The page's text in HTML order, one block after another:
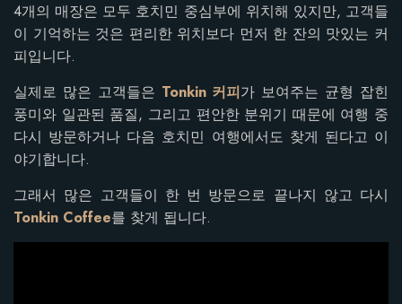
4개의 매장은 모두 호치민 중심부에 위치해 있지만, 고객들
이 기억하는 것은 편리한 위치보다 먼저 한 잔의 맛있는 커
피입니다.
실제로 많은 고객들은 Tonkin 커피가 보여주는 균형 잡힌
풍미와 일관된 품질, 그리고 편안한 분위기 때문에 여행 중
다시 방문하거나 다음 호치민 여행에서도 찾게 된다고 이
야기합니다.
그래서 많은 고객들이 한 번 방문으로 끝나지 않고 다시
Tonkin Coffee를 찾게 됩니다.